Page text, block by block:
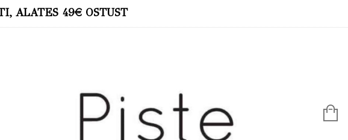
ALATES 49€ OSTUST